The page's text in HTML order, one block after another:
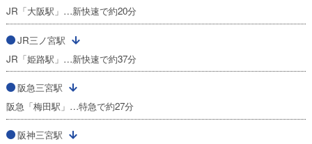
JR「大阪駅」…新快速で約20分
JR三ノ宮駅
JR「姫路駅」…新快速で約37分
阪急三宮駅
阪急「梅田駅」…特急で約27分
阪神三宮駅